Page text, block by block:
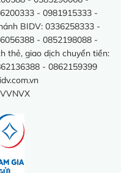
- 0981915333 -
BIDV: 0336258333 -
- 0852198088 -
thẻ, giao dịch chuyển tiền:
- 0862159399